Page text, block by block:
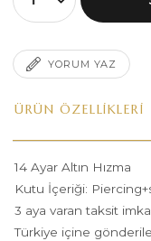
YORUM YAZ
ÜRÜN ÖZELLIKLERI
14 Ayar Altın Hızma
Kutu İçeriği:
3 aya varan taksit
Türkiye içine